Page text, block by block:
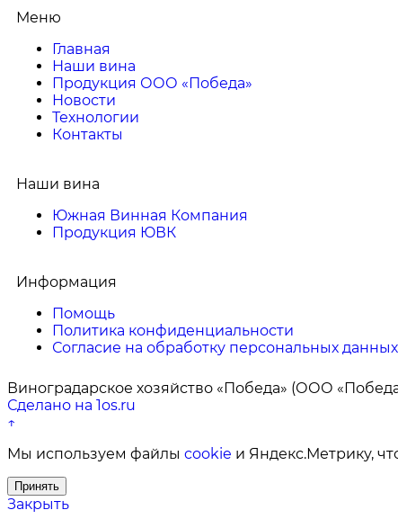
Меню
Главная
Наши вина
Продукция ООО «Победа»
Новости
Технологии
Контакты
Наши вина
Южная Винная Компания
Продукция ЮВК
Информация
Помощь
Политика конфиденциальности
Согласие на обработку персональных данных
Виноградарское хозяйство «Победа» (ООО
Сделано на 1os.ru
↑
Мы используем файлы cookie и Яндекс.Метрику,
Принять
Закрыть